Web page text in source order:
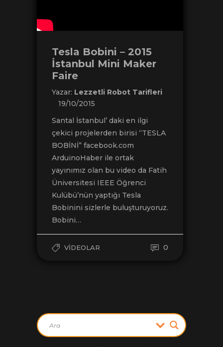
Tesla Bobini – 2015
İstanbul Mini Maker
Faire
Yazar: Lezzetli Robot Tarifleri
19/10/2015
Santal İstanbul’ daki en ilgi
çekici projelerden birisi “TESLA
BOBİNİ” facebook.com
ArduinoHaber ile ortak
yayınımız olan bu video da Fatih
Üniversitesi IEEE Öğrenci
Kulübü’nün yaptığı Tesla
Bobinini sizlerle buluşturuyoruz.
Bobini…
VIDEOLAR 0